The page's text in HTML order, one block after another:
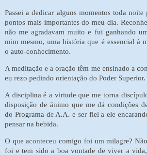
Passei a dedicar alguns momentos toda
pontos mais importantes do meu dia.
não me agradavam muito e fui ganhando
mim mesmo, uma história que é essencial à
o auto-conhecimento.
A meditação e a oração têm me ensinado a
eu rezo pedindo orientação do Poder Superior.
A disciplina é a virtude que me torna
disposição de ânimo que me dá condições
do Programa de A.A. e ser fiel a ele
pensar na bebida.
O que aconteceu comigo foi um milagre?
foi e tem sido a boa vontade de viver a